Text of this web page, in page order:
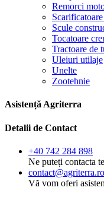
Remorci
Scule
Tocatoare
Tractoare de
Uleiuri utilaje
Unelte
Zootehnie
Asistență Agriterra
Detalii de Contact
+40 742 284 898
Ne puteți contacta
contact@agriterra.ro
Vă vom oferi